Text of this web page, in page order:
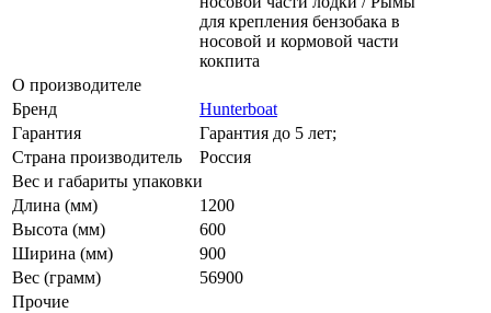
для крепления бензобака в
носовой и кормовой части
кокпита
О производителе
Бренд
Hunterboat
Гарантия
Гарантия до 5 лет;
Страна производитель
Россия
Вес и габариты упаковки
Длина (мм)
1200
Высота (мм)
600
Ширина (мм)
900
Вес (грамм)
56900
Прочие